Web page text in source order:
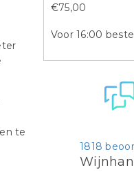
te
€75,00
Voor 16:00
1818